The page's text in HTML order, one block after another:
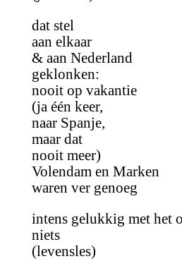
dat stel
aan elkaar
& aan Nederland
geklonken:
nooit op vakantie
(ja één keer,
naar Spanje,
maar dat
nooit meer)
Volendam en Marken
waren ver genoeg
intens gelukkig met het
niets
(levensles)